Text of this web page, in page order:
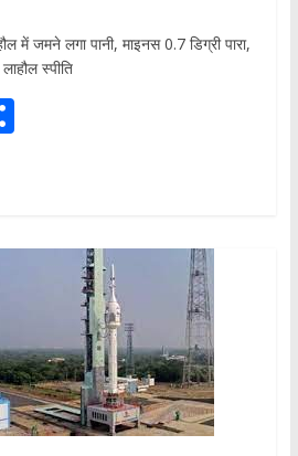
में जमने लगा पानी, माइनस 0.7 डिग्री पारा,
स्पीति
S